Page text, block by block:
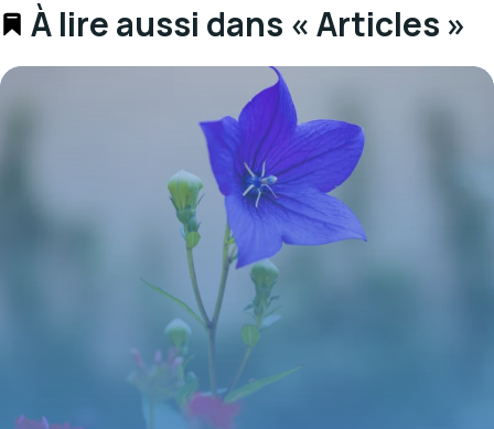
À lire aussi dans « Articles »